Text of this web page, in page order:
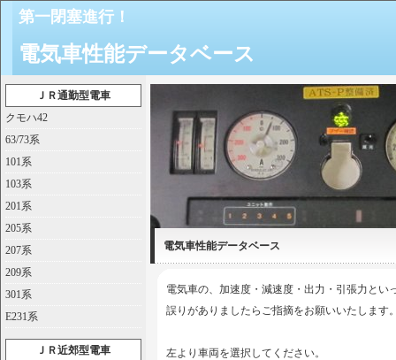
第一閉塞進行！
電気車性能データベース
ＪＲ通勤型電車
クモハ42
63/73系
101系
103系
201系
205系
207系
209系
301系
E231系
ＪＲ近郊型電車
電気車性能データベース
電気車の、加速度・減速度・出力・引張力とい
誤りがありましたらご指摘をお願いいたします
左より車両を選択してください。